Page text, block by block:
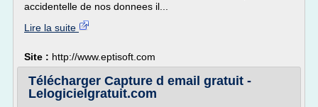
accidentelle de nos donnees il...
Lire la suite
Site : http://www.eptisoft.com
Télécharger Capture d email gratuit -
Lelogicielgratuit.com